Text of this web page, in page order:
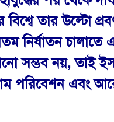
তার উল্টো
নির্যাতন চালাতে
সম্ভব নয়, তাই
পরিবেশন এবং